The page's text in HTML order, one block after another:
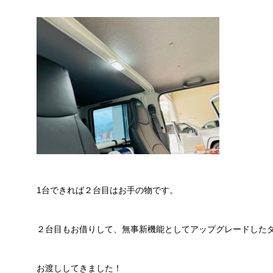
1台できれば２台目はお手の物です。
２台目もお借りして、無事新機能としてアップグレードした
お渡ししてきました！